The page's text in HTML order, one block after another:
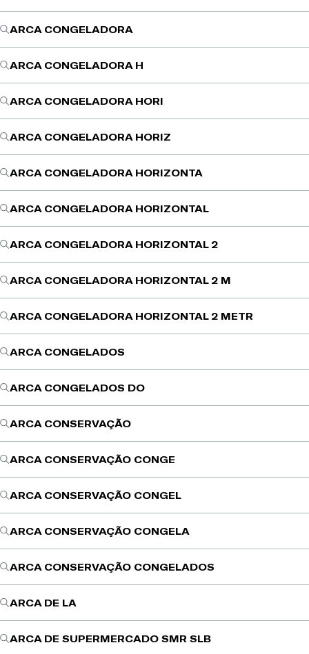
ARCA CONGELADORA
ARCA CONGELADORA H
ARCA CONGELADORA HORI
ARCA CONGELADORA HORIZ
ARCA CONGELADORA HORIZONTA
ARCA CONGELADORA HORIZONTAL
ARCA CONGELADORA HORIZONTAL 2
ARCA CONGELADORA HORIZONTAL 2 M
ARCA CONGELADORA HORIZONTAL 2 METR
ARCA CONGELADOS
ARCA CONGELADOS DO
ARCA CONSERVAÇÃO
ARCA CONSERVAÇÃO CONGE
ARCA CONSERVAÇÃO CONGEL
ARCA CONSERVAÇÃO CONGELA
ARCA CONSERVAÇÃO CONGELADOS
ARCA DE LA
ARCA DE SUPERMERCADO SMR SLB